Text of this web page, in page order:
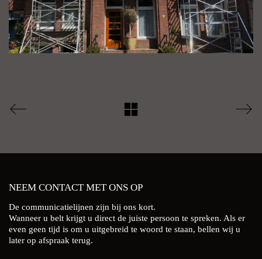
NEEM CONTACT MET ONS OP
De communicatielijnen zijn bij ons kort.
Wanneer u belt krijgt u direct de juiste persoon te spreken. Als er
even geen tijd is om u uitgebreid te woord te staan, bellen wij u
later op afspraak terug.